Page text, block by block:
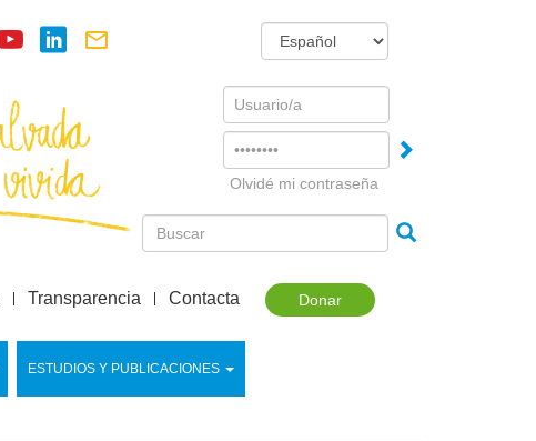
Username
Olvidé mi contraseña
Donar
ESTUDIOS Y PUBLICACIONES
Transparencia Contacta